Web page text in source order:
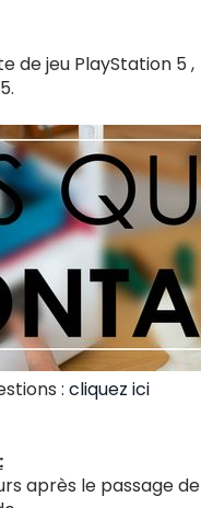
de jeu PlayStation 5 ,
: cliquez ici
après le passage de